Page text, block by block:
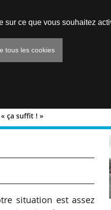
ça suffit ! »
des actions
situation est assez
sur ce que vous souhaitez
tous les cookies